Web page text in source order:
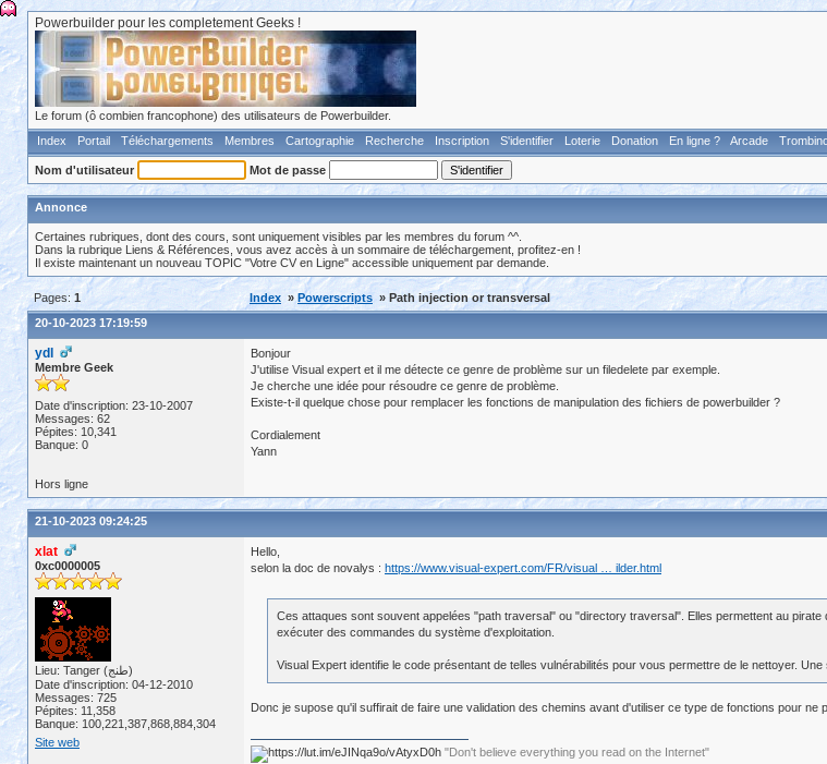
Powerbuilder pour les completement Geeks !
Le forum (ô combien francophone) des utilisateurs de Powerbuilder.
Index Portail Téléchargements Membres Cartographie Recherche Inscription S'identifier Loterie Donation En ligne ? Arcade
Nom d'utilisateur Mot de passe
Annonce
Certaines rubriques, dont des cours, sont uniquement visibles par les membres du forum ^^.
Dans la rubrique Liens & Références, vous avez accès à un sommaire de téléchargement, profitez-en !
Il existe maintenant un nouveau TOPIC "Votre CV en Ligne" accessible uniquement par demande.
Pages: 1 Index » Powerscripts » Path injection or transversal
20-10-2023 17:19:59
ydl
Membre Geek
Date d'inscription: 23-10-2007
Messages: 62
Pépites: 10,341
Banque: 0
Bonjour
J'utilise Visual expert et il me détecte ce genre de problème sur un filedelete par exemple.
Je cherche une idée pour résoudre ce genre de problème.
Existe-t-il quelque chose pour remplacer les fonctions de manipulation des fichiers de powerbuilder ?
Cordialement
Yann
Hors ligne
21-10-2023 09:24:25
xlat
0xc0000005
Lieu: Tanger (طنج)
Date d'inscription: 04-12-2010
Messages: 725
Pépites: 11,358
Banque: 100,221,387,868,884,304
Site web
Hello,
selon la doc de novalys : https://www.visual-expert.com/FR/visual … ilder.html
Ces attaques sont souvent appelées "path traversal" ou "directory traversal". Elles permettent au
exécuter des commandes du système d'exploitation.
Visual Expert identifie le code présentant de telles vulnérabilités pour vous permettre de le nettoyer.
Donc je supose qu'il suffirait de faire une validation des chemins avant d'utiliser ce type de fonctions pour ne
"Don't believe everything you read on the Internet"